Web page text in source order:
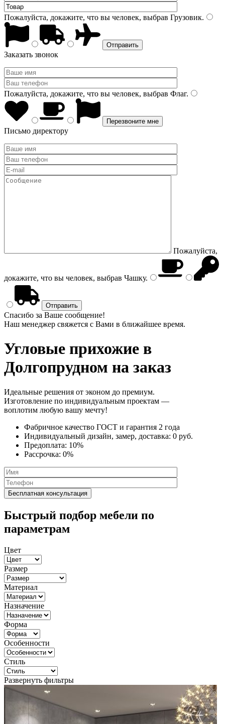
Пожалуйста, докажите, что вы человек, выбрав Грузовик.
Заказать звонок
Пожалуйста, докажите, что вы человек, выбрав Флаг.
Письмо директору
Пожалуйста,
докажите, что вы человек, выбрав Чашку.
Спасибо за Ваше сообщение!
Наш менеджер свяжется с Вами в ближайшее время.
Угловые прихожие в
Долгопрудном на заказ
Идеальные решения от эконом до премиум.
Изготовление по индивидуальным проектам —
воплотим любую вашу мечту!
Фабричное качество ГОСТ и гарантия 2 года
Индивидуальный дизайн, замер, доставка: 0 руб.
Предоплата: 10%
Рассрочка: 0%
Быстрый подбор мебели по
параметрам
Цвет
Размер
Материал
Назначение
Форма
Особенности
Стиль
Развернуть фильтры